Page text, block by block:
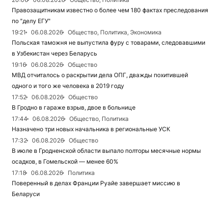
Правозащитникам известно о более чем 180 фактах преследования
по "делу ЕГУ"
19:21
06.08.2026
Общество, Политика, Экономика
Польская таможня не выпустила фуру с товарами, следовавшими
в Узбекистан через Беларусь
19:16
06.08.2026
Общество
МВД отчиталось о раскрытии дела ОПГ, дважды похитившей
одного и того же человека в 2019 году
17:52
06.08.2026
Общество
В Гродно в гараже взрыв, двое в больнице
17:44
06.08.2026
Общество, Политика
Назначено три новых начальника в региональные УСК
17:32
06.08.2026
Общество
В июле в Гродненской области выпало полторы месячные нормы
осадков, в Гомельской — менее 60%
17:18
06.08.2026
Политика
Поверенный в делах Франции Руайе завершает миссию в
Беларуси